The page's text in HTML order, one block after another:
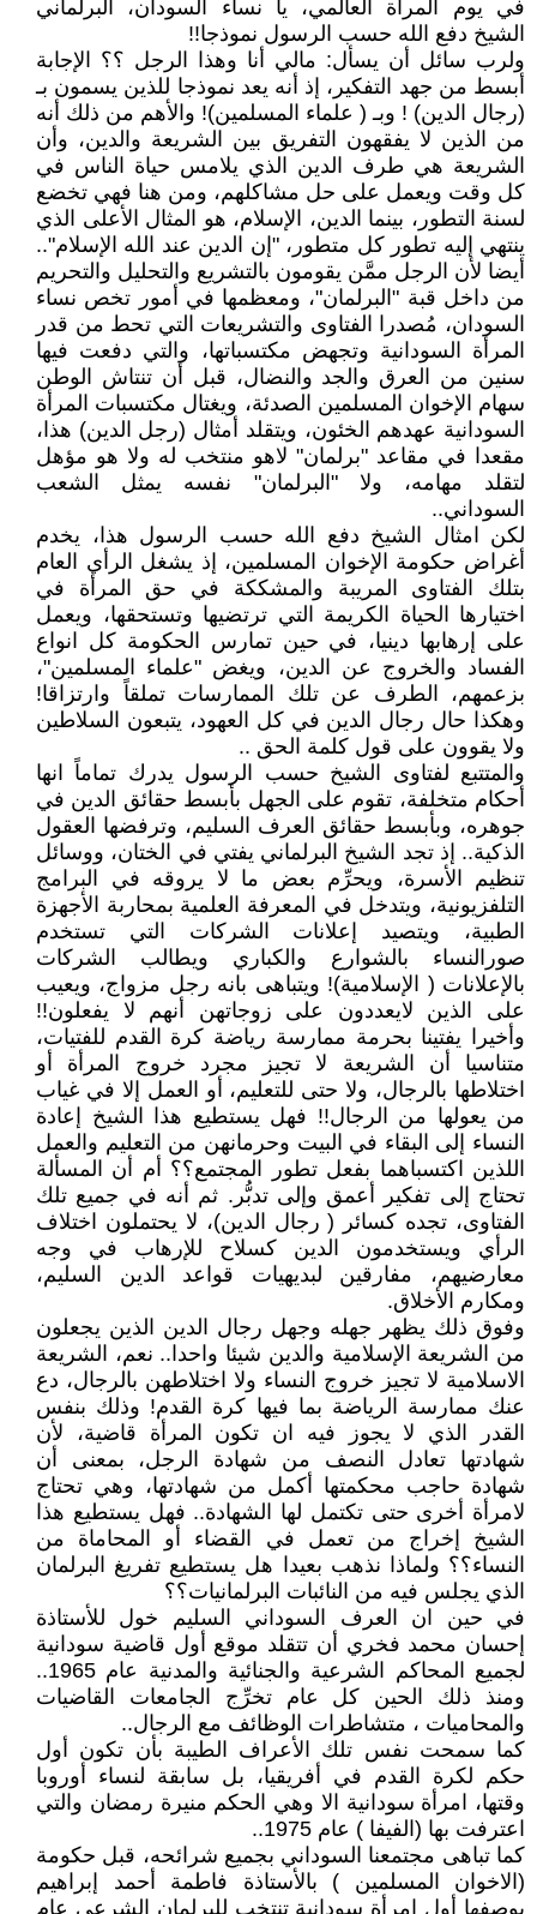
في يوم المرأة العالمي، يا نساء السودان، البرلماني
الشيخ دفع الله حسب الرسول نموذجا!!
ولرب سائل أن يسأل: مالي أنا وهذا الرجل ؟؟ الإجابة
أبسط من جهد التفكير، إذ أنه يعد نموذجا للذين يسمون بـ
(رجال الدين) ! وبـ ( علماء المسلمين)! والأهم من ذلك أنه
من الذين لا يفقهون التفريق بين الشريعة والدين، وأن
الشريعة هي طرف الدين الذي يلامس حياة الناس في
كل وقت ويعمل على حل مشاكلهم، ومن هنا فهي تخضع
لسنة التطور، بينما الدين، الإسلام، هو المثال الأعلى الذي
ينتهي إليه تطور كل متطور، "إن الدين عند الله الإسلام"..
أيضا لأن الرجل ممَّن يقومون بالتشريع والتحليل والتحريم
من داخل قبة "البرلمان"، ومعظمها في أمور تخص نساء
السودان، مُصدرا الفتاوى والتشريعات التي تحط من قدر
المرأة السودانية وتجهض مكتسباتها، والتي دفعت فيها
سنين من العرق والجد والنضال، قبل أن تنتاش الوطن
سهام الإخوان المسلمين الصدئة، ويغتال مكتسبات المرأة
السودانية عهدهم الخئون، ويتقلد أمثال (رجل الدين) هذا،
مقعدا في مقاعد "برلمان" لاهو منتخب له ولا هو مؤهل
لتقلد مهامه، ولا "البرلمان" نفسه يمثل الشعب
السوداني..
لكن امثال الشيخ دفع الله حسب الرسول هذا، يخدم
أغراض حكومة الإخوان المسلمين، إذ يشغل الرأي العام
بتلك الفتاوى المريبة والمشككة في حق المرأة في
اختيارها الحياة الكريمة التي ترتضيها وتستحقها، ويعمل
على إرهابها دينيا، في حين تمارس الحكومة كل انواع
الفساد والخروج عن الدين، ويغض "علماء المسلمين"،
بزعمهم، الطرف عن تلك الممارسات تملقاً وارتزاقا!
وهكذا حال رجال الدين في كل العهود، يتبعون السلاطين
ولا يقوون على قول كلمة الحق ..
والمتتبع لفتاوى الشيخ حسب الرسول يدرك تماماً انها
أحكام متخلفة، تقوم على الجهل بأبسط حقائق الدين في
جوهره، وبأبسط حقائق العرف السليم، وترفضها العقول
الذكية.. إذ تجد الشيخ البرلماني يفتي في الختان، ووسائل
تنظيم الأسرة، ويحرِّم بعض ما لا يروقه في البرامج
التلفزيونية، ويتدخل في المعرفة العلمية بمحاربة الأجهزة
الطبية، ويتصيد إعلانات الشركات التي تستخدم
صورالنساء بالشوارع والكباري ويطالب الشركات
بالإعلانات ( الإسلامية)! ويتباهى بانه رجل مزواج، ويعيب
على الذين لايعددون على زوجاتهن أنهم لا يفعلون!!
وأخيرا يفتينا بحرمة ممارسة رياضة كرة القدم للفتيات،
متناسيا أن الشريعة لا تجيز مجرد خروج المرأة أو
اختلاطها بالرجال، ولا حتى للتعليم، أو العمل إلا في غياب
من يعولها من الرجال!! فهل يستطيع هذا الشيخ إعادة
النساء إلى البقاء في البيت وحرمانهن من التعليم والعمل
اللذين اكتسباهما بفعل تطور المجتمع؟؟ أم أن المسألة
تحتاج إلى تفكير أعمق وإلى تدبُّر. ثم أنه في جميع تلك
الفتاوى، تجده كسائر ( رجال الدين)، لا يحتملون اختلاف
الرأي ويستخدمون الدين كسلاح للإرهاب في وجه
معارضيهم، مفارقين لبديهيات قواعد الدين السليم،
ومكارم الأخلاق.
وفوق ذلك يظهر جهله وجهل رجال الدين الذين يجعلون
من الشريعة الإسلامية والدين شيئا واحدا.. نعم، الشريعة
الاسلامية لا تجيز خروج النساء ولا اختلاطهن بالرجال، دع
عنك ممارسة الرياضة بما فيها كرة القدم! وذلك بنفس
القدر الذي لا يجوز فيه ان تكون المرأة قاضية، لأن
شهادتها تعادل النصف من شهادة الرجل، بمعنى أن
شهادة حاجب محكمتها أكمل من شهادتها، وهي تحتاج
لامرأة أخرى حتى تكتمل لها الشهادة.. فهل يستطيع هذا
الشيخ إخراج من تعمل في القضاء أو المحاماة من
النساء؟؟ ولماذا نذهب بعيدا هل يستطيع تفريغ البرلمان
الذي يجلس فيه من النائبات البرلمانيات؟؟
في حين ان العرف السوداني السليم خول للأستاذة
إحسان محمد فخري أن تتقلد موقع أول قاضية سودانية
لجميع المحاكم الشرعية والجنائية والمدنية عام 1965..
ومنذ ذلك الحين كل عام تخرِّج الجامعات القاضيات
والمحاميات ، متشاطرات الوظائف مع الرجال..
كما سمحت نفس تلك الأعراف الطيبة بأن تكون أول
حكم لكرة القدم في أفريقيا، بل سابقة لنساء أوروبا
وقتها، امرأة سودانية الا وهي الحكم منيرة رمضان والتي
اعترفت بها (الفيفا ) عام 1975..
كما تباهى مجتمعنا السوداني بجميع شرائحه، قبل حكومة
(الاخوان المسلمين ) بالأستاذة فاطمة أحمد إبراهيم
بوصفها أول امرأة سودانية تنتخب للبرلمان الشرعي عام